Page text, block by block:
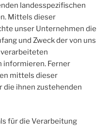
landesspezifischen
Mittels dieser
unser Unternehmen die
und Zweck der von uns
informieren. Ferner
mittels dieser
die ihnen zustehenden
für die Verarbeitung